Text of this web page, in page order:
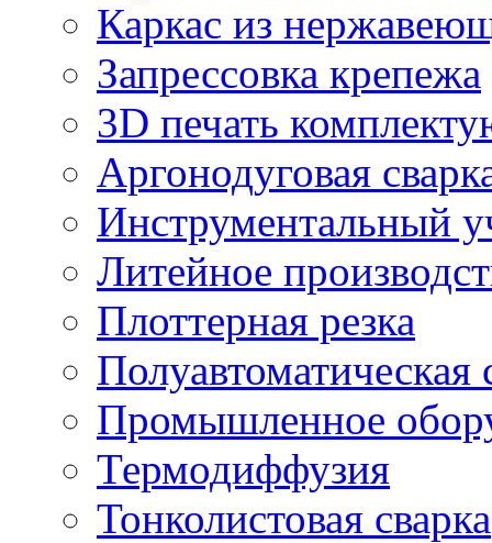
Каркас из
Запрессовка крепежа
3D печать
Аргонодуговая
Инструментальный
Литейное
Плоттерная резка
Полуавтоматическая
Промышленное
Термодиффузия
Тонколистовая сварка